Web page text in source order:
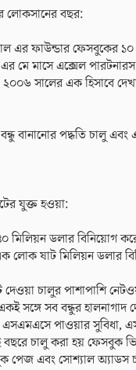
লোকসানের বছর:
এর ফাউন্ডার ফেসবুকের
মে মাসে এক্সেল
সালের এক হিসাবে
বানানোর পদ্ধতি চালু
যুক্ত হওয়া:
মিলিয়ন ডলার বিনিয়োগ
লোক ষাট মিলিয়ন ডলার
চালুর পাশাপাশি
সঙ্গে সব বন্ধুর হালনাগাদ
এসএমএসে পাওয়ার সুবিধা,
বছরে চালু করা হয় ফেসবুক
পেজ এবং সোশ্যাল অ্যাডস